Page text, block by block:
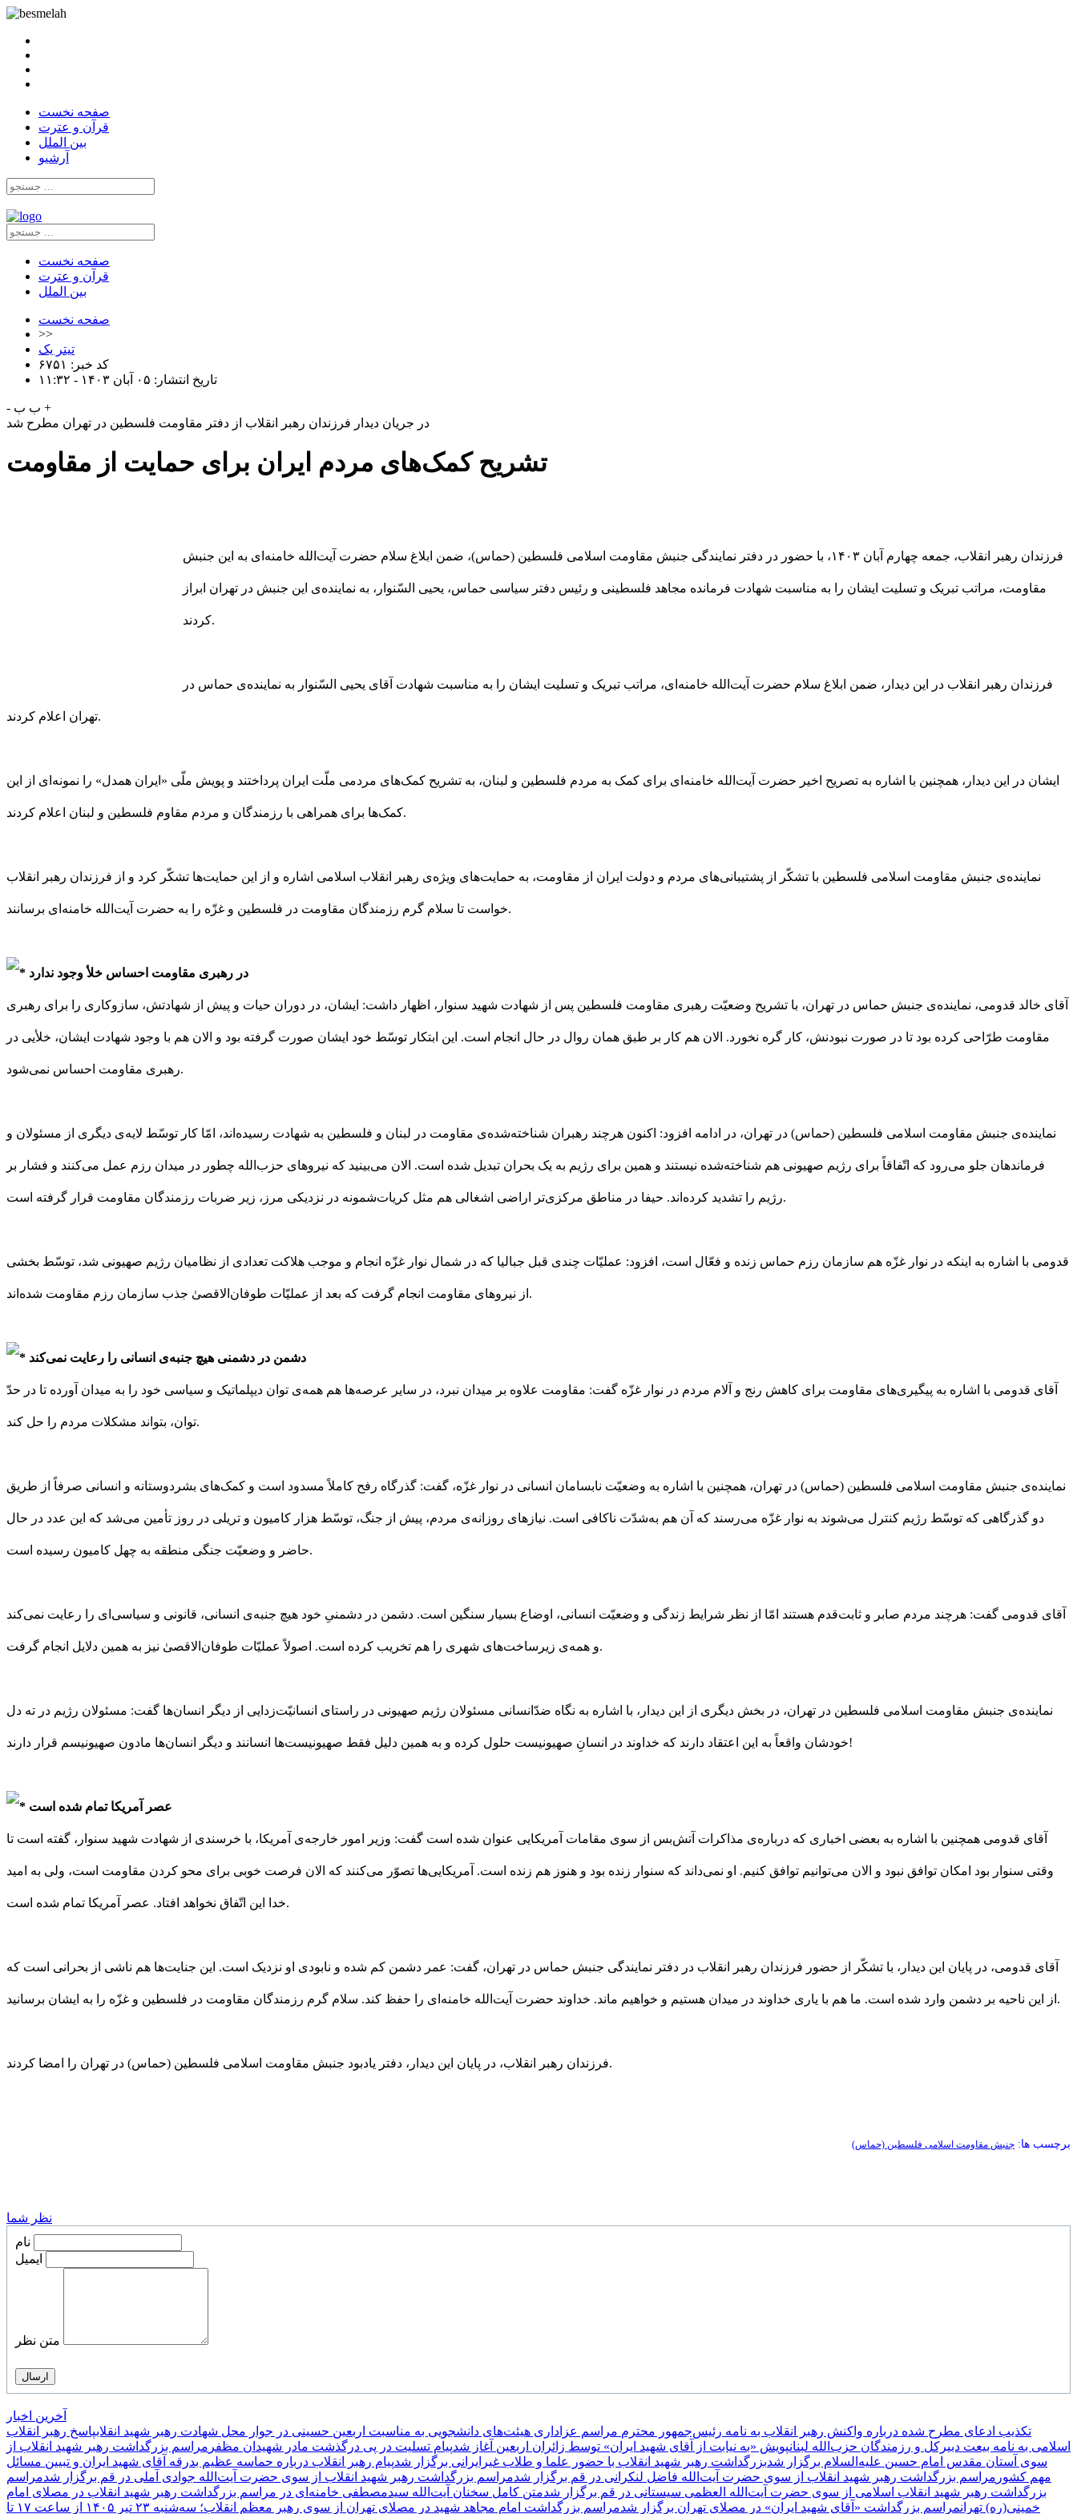
صفحه نخست
قرآن و عترت
بین الملل
آرشیو
صفحه نخست
قرآن و عترت
بین الملل
صفحه نخست
>>
تیتر یک
کد خبر: ۶۷۵۱
تاریخ انتشار: ۰۵ آبان ۱۴۰۳ - ۱۱:۳۲
- ب ب
+
در جریان دیدار فرزندان رهبر انقلاب از دفتر مقاومت فلسطین در تهران مطرح شد
تشریح کمک‌های مردم ایران برای حمایت از مقاومت
فرزندان رهبر انقلاب، جمعه چهارم آبان ۱۴۰۳، با حضور در دفتر نمایندگی جنبش مقاومت اسلامی فلسطین (حماس)، ضمن ابلاغ سلام حضرت آیت‌الله خامنه‌ای به این جنبش
مقاومت، مراتب تبریک و تسلیت ایشان را به مناسبت شهادت فرمانده مجاهد فلسطینی و رئیس دفتر سیاسی حماس، یحیی السّنوار، به نماینده‌ی این جنبش در تهران ابراز
کردند.
فرزندان رهبر انقلاب در این دیدار، ضمن ابلاغ سلام حضرت آیت‌الله خامنه‌ای، مراتب تبریک و تسلیت ایشان را به مناسبت شهادت آقای یحیی السّنوار به نماینده‌ی حماس در
تهران اعلام کردند.
ایشان در این دیدار، همچنین با اشاره به تصریح اخیر حضرت آیت‌الله خامنه‌ای برای کمک به مردم فلسطین و لبنان، به تشریح کمک‌های مردمی ملّت ایران پرداختند و پویش ملّی «ایران همدل» را نمونه‌ای از این
کمک‌ها برای همراهی با رزمندگان و مردم مقاوم فلسطین و لبنان اعلام کردند.
نماینده‌ی جنبش مقاومت اسلامی فلسطین با تشکّر از پشتیبانی‌های مردم و دولت ایران از مقاومت، به حمایت‌های ویژه‌ی رهبر انقلاب اسلامی اشاره و از این حمایت‌ها تشکّر کرد و از فرزندان رهبر انقلاب
خواست تا سلام گرم رزمندگان مقاومت در فلسطین و غزّه را به حضرت آیت‌الله خامنه‌ای برسانند.
در رهبری مقاومت احساس خلأ وجود ندارد
آقای خالد قدومی، نماینده‌ی جنبش حماس در تهران، با تشریح وضعیّت رهبری مقاومت فلسطین پس از شهادت شهید سنوار، اظهار داشت: ایشان، در دوران حیات و پیش از شهادتش، سازوکاری را برای رهبری
مقاومت طرّاحی کرده بود تا در صورت نبودنش، کار گره نخورد. الان هم کار بر طبق همان روال در حال انجام است. این ابتکار توسّط خود ایشان صورت گرفته بود و الان هم با وجود شهادت ایشان، خلأیی در
رهبری مقاومت احساس نمی‌شود.
نماینده‌ی جنبش مقاومت اسلامی فلسطین (حماس) در تهران، در ادامه افزود: اکنون هرچند رهبران شناخته‌شده‌ی مقاومت در لبنان و فلسطین به شهادت رسیده‌اند، امّا کار توسّط لایه‌ی دیگری از مسئولان و
فرماندهان جلو می‌‌رود که اتّفاقاً برای رژیم صهیونی هم شناخته‌شده نیستند و همین برای رژیم به یک بحران تبدیل شده است. الان می‌بینید که نیروهای حزب‌الله چطور در میدان رزم عمل می‌کنند و فشار بر
رژیم را تشدید کرده‌اند. حیفا در مناطق مرکزی‌تر اراضی اشغالی هم مثل کریات‌شمونه در نزدیکی مرز، زیر ضربات رزمندگان مقاومت قرار گرفته است.
قدومی با اشاره به اینکه در نوار غزّه هم سازمان رزم حماس زنده و فعّال است، افزود: عملیّات چندی قبل جبالیا که در شمال نوار غزّه انجام و موجب هلاکت تعدادی از نظامیان رژیم صهیونی شد، توسّط بخشی
از نیروهای مقاومت انجام گرفت که بعد از عملیّات طوفان‌الاقصیٰ جذب سازمان رزم مقاومت شده‌اند.
دشمن در دشمنی هیچ جنبه‌ی انسانی را رعایت نمی‌کند
آقای قدومی با اشاره به پیگیری‌های مقاومت برای کاهش رنج و آلام مردم در نوار غزّه گفت: مقاومت علاوه بر میدان نبرد، در سایر عرصه‌ها هم همه‌ی توان دیپلماتیک و سیاسی خود را به میدان آورده تا در حدّ
توان، بتواند مشکلات مردم را حل کند.
نماینده‌ی جنبش مقاومت اسلامی فلسطین (حماس) در تهران، همچنین با اشاره به وضعیّت نابسامان انسانی در نوار غزّه، گفت: گذرگاه رفح کاملاً مسدود است و کمک‌های بشردوستانه و انسانی صرفاً از طریق
دو گذرگاهی که توسّط رژیم کنترل می‌شوند به نوار غزّه می‌رسند که آن هم به‌شدّت ناکافی است. نیازهای روزانه‌ی مردم، پیش از جنگ، توسّط هزار کامیون و تریلی در روز تأمین می‌شد که این عدد در حال
حاضر و وضعیّت جنگی منطقه به چهل کامیون رسیده است.
آقای قدومی گفت: هرچند مردم صابر و ثابت‌قدم هستند امّا از نظر شرایط زندگی و وضعیّت انسانی، اوضاع بسیار سنگین است. دشمن در دشمنیِ خود هیچ جنبه‌ی انسانی، قانونی و سیاسی‌ای را رعایت نمی‌کند
و همه‌ی زیرساخت‌های شهری را هم تخریب کرده است. اصولاً عملیّات طوفان‌الاقصیٰ نیز به همین دلایل انجام گرفت.
نماینده‌ی جنبش مقاومت اسلامی فلسطین در تهران، در بخش دیگری از این دیدار، با اشاره به نگاه ضدّانسانی مسئولان رژیم صهیونی در راستای انسانیّت‌زدایی از دیگر انسان‌ها گفت: مسئولان رژیم در ته دل
خودشان واقعاً به این اعتقاد دارند که خداوند در انسانِ صهیونیست حلول کرده و به همین دلیل فقط صهیونیست‌ها انسانند و دیگر انسان‌ها مادون صهیونیسم قرار دارند!
عصر آمریکا تمام شده است
آقای قدومی همچنین با اشاره به بعضی اخباری که درباره‌ی مذاکرات آتش‌بس از سوی مقامات آمریکایی عنوان شده است گفت: وزیر امور خارجه‌ی آمریکا، با خرسندی از شهادت شهید سنوار، گفته است تا
وقتی سنوار بود امکان توافق نبود و الان می‌توانیم توافق کنیم. او نمی‌داند که سنوار زنده بود و هنوز هم زنده است. آمریکایی‌ها تصوّر می‌کنند که الان فرصت خوبی برای محو کردن مقاومت است، ولی به امید
خدا این اتّفاق نخواهد افتاد. عصر آمریکا تمام شده است.
آقای قدومی، در پایان این دیدار، با تشکّر از حضور فرزندان رهبر انقلاب در دفتر نمایندگی جنبش حماس در تهران، گفت: عمر دشمن کم شده و نابودی او نزدیک است. این جنایت‌ها هم ناشی از بحرانی است که
از این ناحیه بر دشمن وارد شده است. ما هم با یاری خداوند در میدان هستیم و خواهیم ماند. خداوند حضرت آیت‌الله خامنه‌ای را حفظ کند. سلام گرم رزمندگان مقاومت در فلسطین و غزّه را به ایشان برسانید.
فرزندان رهبر انقلاب، در پایان این دیدار، دفتر یادبود جنبش مقاومت اسلامی فلسطین (حماس) در تهران را امضا کردند.
برچسب ها: جنبش مقاومت اسلامی فلسطین (حماس)
نظر شما
نام
ایمیل
متن نظر
آخرین اخبار
تکذیب ادعای مطرح شده درباره واکنش رهبر انقلاب به نامه رئیس‌جمهور محترم مراسم عزاداری هیئت‌های دانشجویی به مناسبت اربعین حسینی در جوار محل شهادت رهبر شهید انقلابپاسخ رهبر انقلاب
اسلامی به نامه بیعت دبیرکل و رزمندگان حزب‌الله لبنانپویش «به نیابت از آقای شهید ایران» توسط زائران اربعین آغاز شدپیام تسلیت در پی درگذشت مادر شهیدان مظفر مراسم بزرگداشت رهبر شهید انقلاب از
سوی آستان مقدس امام حسین علیه‌السلام برگزار شدبزرگداشت رهبر شهید انقلاب با حضور علما و طلاب غیر‌‌‌ایرانی برگزار شدپیام رهبر انقلاب درباره حماسه عظیم بدرقه آقای شهید ایران و تبیین مسائل
مهم کشور مراسم بزرگداشت رهبر شهید انقلاب از سوی حضرت آیت‌الله فاضل لنکرانی در قم برگزار شدمراسم بزرگداشت رهبر شهید انقلاب از سوی حضرت آیت‌الله جوادی آملی در قم برگزار شدمراسم
بزرگداشت رهبر شهید انقلاب اسلامی از سوی حضرت آیت‌الله العظمی سیستانی در قم برگزار شدمتن کامل سخنان آیت‌الله سیدمصطفی خامنه‌ای در مراسم بزرگداشت رهبر شهید انقلاب در مصلای امام
خمینی(ره) تهرانمراسم بزرگداشت «آقای شهید ایران» در مصلای تهران برگزار شد مراسم بزرگداشت امام مجاهد شهید در مصلای تهران از سوی رهبر معظم انقلاب؛ سه‌شنبه ۲۳ تیر ۱۴۰۵ از ساعت ۱۷ تا